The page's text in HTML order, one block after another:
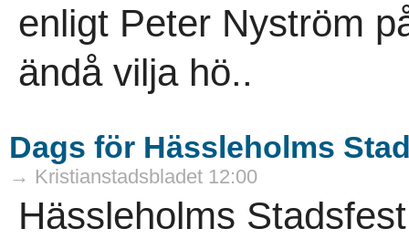
enligt Peter Nyström
ändå vilja hö..
Dags för Hässleholms
→ Kristianstadsbladet 12:00
Hässleholms